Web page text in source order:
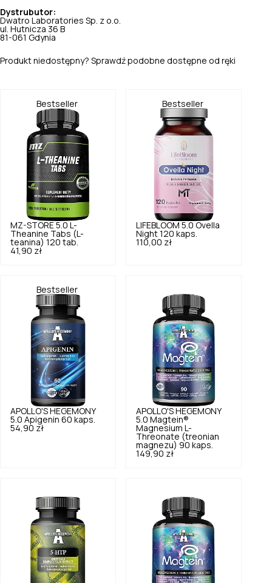
Dystrubutor:
Dwatro Laboratories Sp. z o.o.
ul. Hutnicza 36 B
81-061 Gdynia
Produkt niedostępny? Sprawdź podobne dostępne od ręki
Bestseller
MZ-STORE 5.0
L-
Theanine Tabs (L-
teanina) 120 tab.
41,90 zł
Bestseller
LIFEBLOOM 5.0 Ovella
Night 120 kaps.
110,00 zł
Bestseller
APOLLO'S HEGEMONY
5.0 Apigenin 60 kaps.
54,90 zł
APOLLO'S HEGEMONY
5.0 Magtein®
Magnesium L-
Threonate (treonian
magnezu) 90 kaps.
149,90 zł